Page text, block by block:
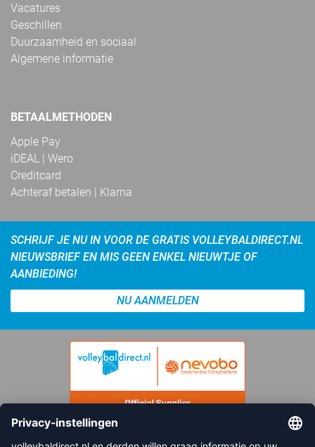
Vacatures
Geschillen
Duurzaamheid en sociaal
Algemene informatie
BETAALMETHODEN
Apple Pay
iDEAL | Wero
Creditcard
Achteraf betalen | Klarna
SCHRIJF JE NU IN VOOR DE GRATIS VOLLEYBALDIRECT.NL
NIEUWSBRIEF EN MIS GEEN ENKEL NIEUWTJE OF
AANBIEDING!
NU AANMELDEN